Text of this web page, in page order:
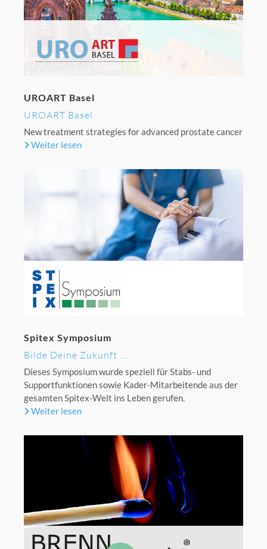
UROART Basel
UROART Basel
New treatment strategies for advanced prostate cancer
Weiter lesen
Spitex Symposium
Bilde Deine Zukunft ...
Dieses Symposium wurde speziell für Stabs- und
Supportfunktionen sowie Kader-Mitarbeitende aus der
gesamten Spitex-Welt ins Leben gerufen.
Weiter lesen